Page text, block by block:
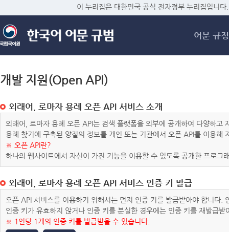
메
이 누리집은 대한민국 공식 전자정부 누리집입니다.
어문 규정
개발 지원(Open API)
외래어, 로마자 용례 오픈 API 서비스 소개
외래어, 로마자 용례 오픈 API는 검색 플랫폼을 외부에 공개하여 다양하
용례 찾기에 구축된 양질의 정보를 개인 또는 기관에서 오픈 API를 이용해
※ 오픈 API란?
하나의 웹사이트에서 자신이 가진 기능을 이용할 수 있도록 공개한 프로그
외래어, 로마자 용례 오픈 API 서비스 인증 키 발급
오픈 API 서비스를 이용하기 위해서는 먼저 인증 키를 발급받아야 합니다
인증 키가 유효하지 않거나 인증 키를 분실한 경우에는 인증 키를 재발급받
※ 1인당 1개의 인증 키를 발급받을 수 있습니다.